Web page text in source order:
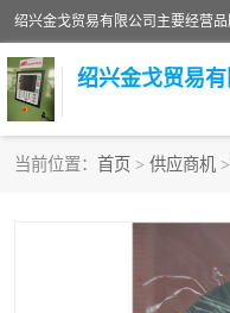
绍兴金戈贸易有
当前位置： 首页 > 供应商机 >